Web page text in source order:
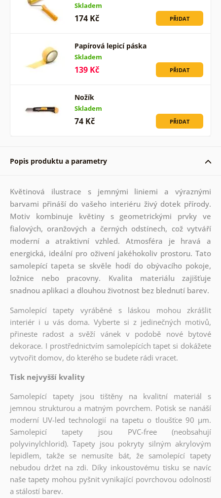
Skladem
174 Kč PŘIDAT
Papírová lepicí páska
Skladem
139 Kč PŘIDAT
Nožík
Skladem
74 Kč PŘIDAT
Popis produktu a parametry
Květinová ilustrace s jemnými liniemi a výraznými
barvami přináší do vašeho interiéru živý dotek přírody.
Motiv kombinuje květiny s geometrickými prvky ve
fialových, oranžových a černých odstínech, což vytváří
moderní a atraktivní vzhled. Atmosféra je hravá a
energická, ideální pro oživení jakéhokoliv prostoru. Tato
samolepící tapeta se skvěle hodí do obývacího pokoje,
ložnice nebo pracovny. Kvalita materiálu zajišťuje
snadnou aplikaci a dlouhou životnost bez blednutí barev.
Samolepící tapety vyráběné s láskou mohou zkrášlit
interiér i u vás doma. Vyberte si z jedinečných motivů,
přineste radost a svěží vánek v podobě nové bytové
dekorace. I prostřednictvím samolepících tapet si dokážete
vytvořit domov, do kterého se budete rádi vracet.
Tisk nejvyšší kvality
Samolepící tapety jsou tištěny na kvalitní materiál s
jemnou strukturou a matným povrchem. Potisk se nanáší
moderní UV-led technologií na tapetu o tloušťce 90 µm.
Samolepicí tapety jsou PVC-free (neobsahují
polyvinylchlorid). Tapety jsou pokryty silným akrylovým
lepidlem, takže se nemusíte bát, že samolepící tapety
nebudou držet na zdi. Díky inkoustovému tisku se navíc
naše tapety mohou pyšnit vynikající povrchovou odolností
a stálostí barev.